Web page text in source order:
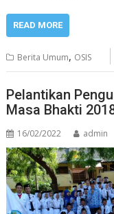
READ MORE
Berita Umum, OSIS
Pelantikan
Masa Bhakti
16/02/2022 admin